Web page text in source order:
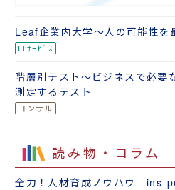
Leaf企業内大学～人の可能性を
階層別テスト～ビジネスで必要
測定するテスト
読み物・コラム
全力！人材育成ノウハウ ins-